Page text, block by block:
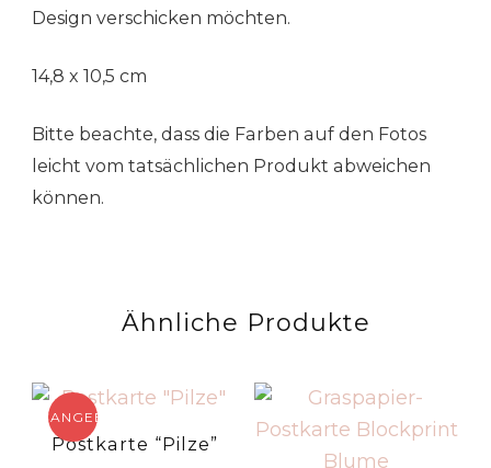
Design verschicken möchten.
14,8 x 10,5 cm
Bitte beachte, dass die Farben auf den Fotos
leicht vom tatsächlichen Produkt abweichen
können.
Ähnliche Produkte
ANGEBOT!
Postkarte “Pilze”